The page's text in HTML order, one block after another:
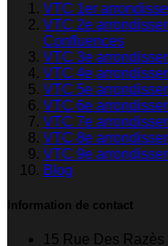
VTC 1er
VTC 2e
Confluences
VTC 3e
VTC 4e
VTC 5e
VTC 6e
VTC 7e
VTC 8e
VTC 9e
Blog
Information de contact
15 Rue Des